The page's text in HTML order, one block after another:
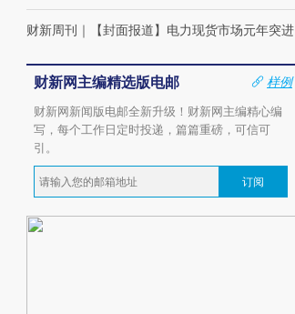
财新周刊 ｜ 【封面报道】电力现货市场元年突进
财新网主编精选版电邮
样例
财新网新闻版电邮全新升级！财新网主编精心编
写，每个工作日定时投递，篇篇重磅，可信可
引。
订阅